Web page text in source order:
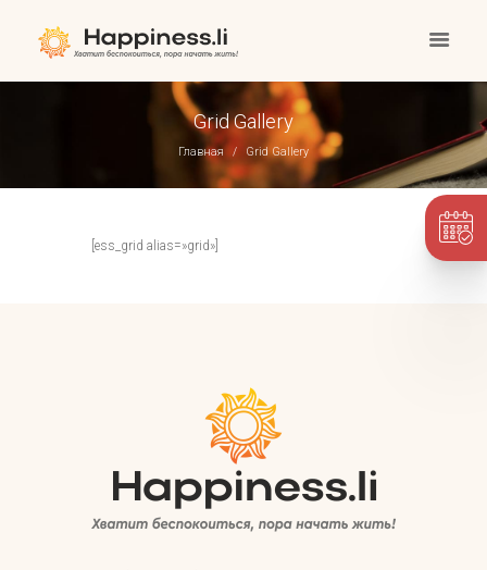
Grid Gallery
Главная Grid Gallery
[ess_grid alias=»grid»]